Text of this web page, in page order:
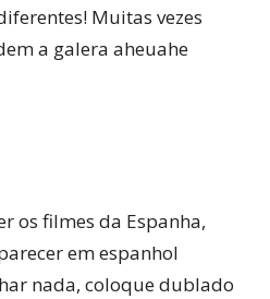
Muitas vezes
a galera aheuahe
os filmes da Espanha,
em espanhol
nada, coloque dublado